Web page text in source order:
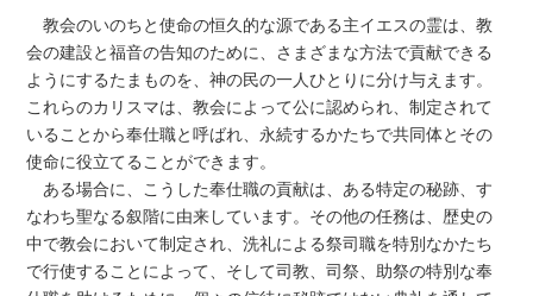
教会のいのちと使命の恒久的な源である主イエスの霊は、教
会の建設と福音の告知のために、さまざまな方法で貢献できる
ようにするたまものを、神の民の一人ひとりに分け与えます。
これらのカリスマは、教会によって公に認められ、制定されて
いることから奉仕職と呼ばれ、永続するかたちで共同体とその
使命に役立てることができます。
ある場合に、こうした奉仕職の貢献は、ある特定の秘跡、す
なわち聖なる叙階に由来しています。その他の任務は、歴史の
中で教会において制定され、洗礼による祭司職を特別なかたち
で行使することによって、そして司教、司祭、助祭の特別な奉